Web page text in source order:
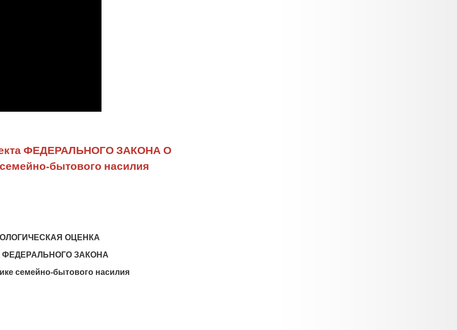
ФЕДЕРАЛЬНОГО ЗАКОНА О
бытового насилия
ОЦЕНКА
ФЕДЕРАЛЬНОГО ЗАКОНА
семейно-бытового насилия